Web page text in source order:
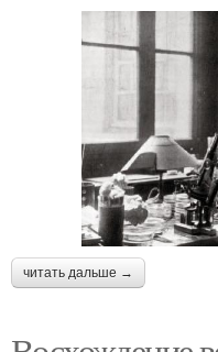
читать дальше →